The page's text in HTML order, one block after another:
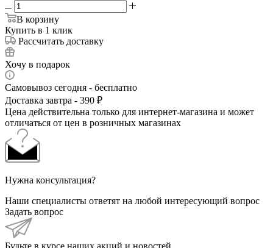
В корзину
Купить в 1 клик
Рассчитать доставку
Хочу в подарок
Самовывоз сегодня - бесплатно
Доставка завтра - 390 ₽
Цена действительна только для интернет-магазина и может
отличаться от цен в розничных магазинах
Нужна консультация?
Наши специалисты ответят на любой интересующий вопрос
Задать вопрос
Будьте в курсе наших акций и новостей